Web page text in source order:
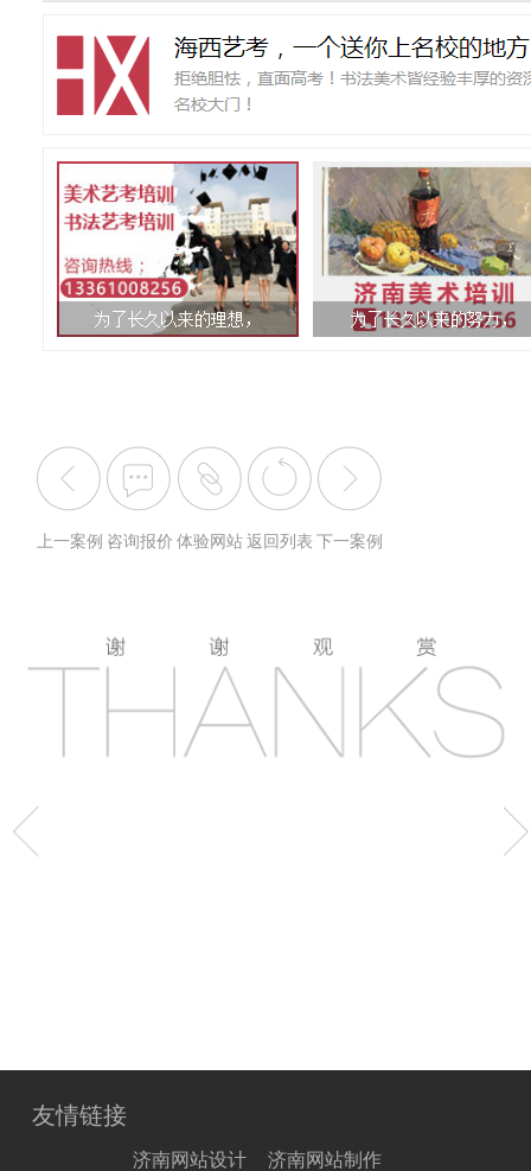
上一案例 咨询报价 体验网站 返回列表 下一案例
友情链接
济南网站设计 济南网站制作